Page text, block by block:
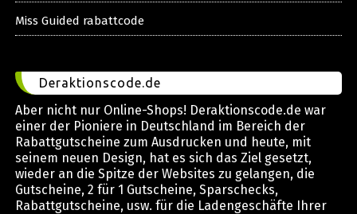
Miss Guided rabattcode
Deraktionscode.de
Aber nicht nur Online-Shops! Deraktionscode.de war
einer der Pioniere in Deutschland im Bereich der
Rabattgutscheine zum Ausdrucken und heute, mit
seinem neuen Design, hat es sich das Ziel gesetzt,
wieder an die Spitze der Websites zu gelangen, die
Gutscheine, 2 für 1 Gutscheine, Sparschecks,
Rabattgutscheine, usw. für die Ladengeschäfte Ihrer